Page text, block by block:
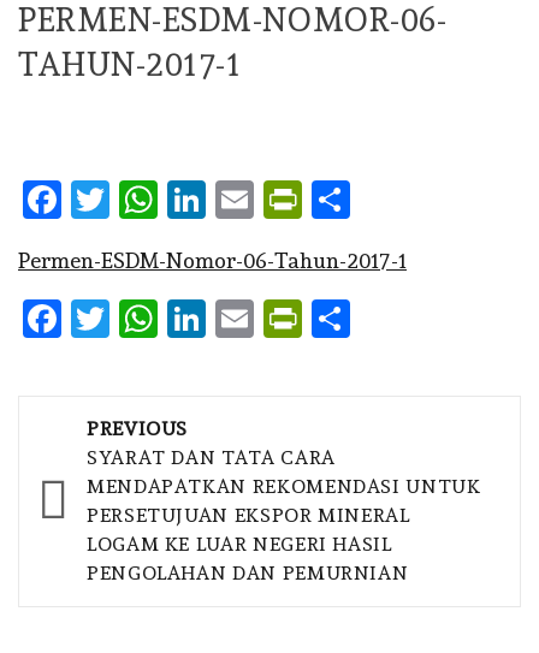
PERMEN-ESDM-NOMOR-06-
TAHUN-2017-1
Facebook
Twitter
WhatsApp
LinkedIn
EmailPrintFriendly
Permen-ESDM-Nomor-06-Tahun-2017-1
Facebook
Twitter
WhatsApp
LinkedIn
EmailPrintFriendly
Post
navigation
PREVIOUS
SYARAT DAN TATA CARA
MENDAPATKAN REKOMENDASI UNTUK
PERSETUJUAN EKSPOR MINERAL
LOGAM KE LUAR NEGERI HASIL
PENGOLAHAN DAN PEMURNIAN